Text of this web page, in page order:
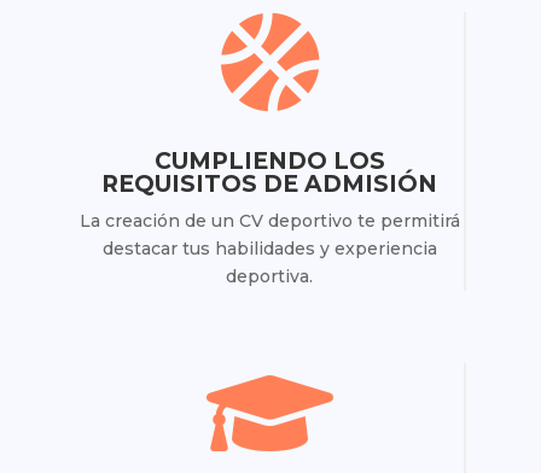

CUMPLIENDO LOS
REQUISITOS DE ADMISIÓN
La creación de un CV deportivo te permitirá
destacar tus habilidades y experiencia
deportiva.
